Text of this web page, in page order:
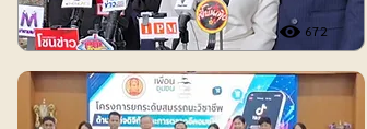
672